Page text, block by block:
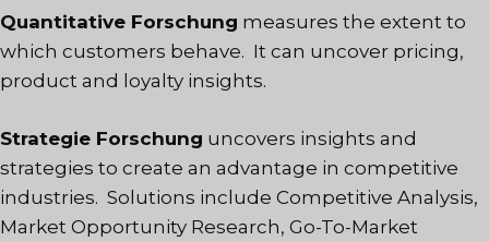
Quantitative Forschung measures the extent to
which customers behave. It can uncover pricing,
product and loyalty insights.
Strategie Forschung uncovers insights and
strategies to create an advantage in competitive
industries. Solutions include Competitive Analysis,
Market Opportunity Research, Go-To-Market